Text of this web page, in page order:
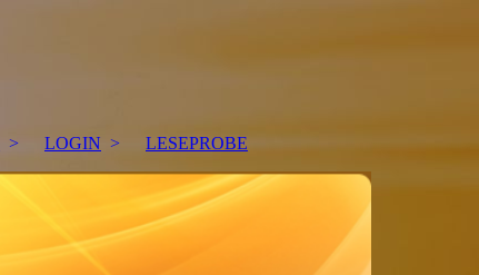
LOGIN LESEPROBE